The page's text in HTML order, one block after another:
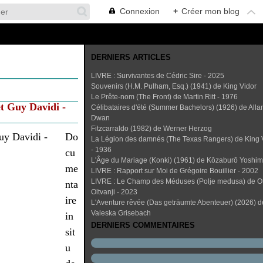
Connexion + Créer mon blog
Guy Davidi -
Do
cu
me
nta
ire
in
sit
u
DERNIERS ARTICLES
LIVRE : Survivantes de Cédric Sire - 2025
Souvenirs (H.M. Pulham, Esq.) (1941) de King Vidor
Le Prête-nom (The Front) de Martin Ritt - 1976
Célibataires d'été (Summer Bachelors) (1926) de
Dwan
Fitzcarraldo (1982) de Werner Herzog
La Légion des damnés (The Texas Rangers) de King
- 1936
L'Âge du Mariage (Konki) (1961) de Kōzaburō
LIVRE : Rapport sur Moi de Grégoire Bouillier - 2002
LIVRE : Le Champ des Méduses (Polje medusa) de
Oltvanji - 2023
L'Aventure rêvée (Das geträumte Abenteuer) (2026)
Valeska Grisebach
DERNIERS COMMENTAIRES